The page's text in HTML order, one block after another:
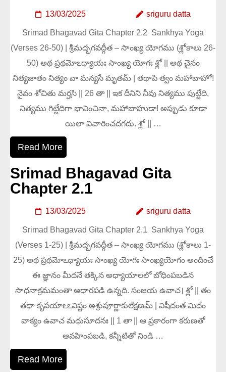
13/03/2025 sriguru datta
Srimad Bhagavad Gita Chapter 2.2 Sankhya Yoga
(Verses 26-50) | శ్రీమద్భగవద్గీత – సాంఖ్య యోగము (శ్లోకాలు 26-
50) అథ ప్రథమోఽధ్యాయః సాంఖ్య యోగః శ్లో || అథ చైనం
నిత్యజాతం నిత్యం వా మన్యసే మృతమ్ | తథాపి త్వం మహాబాహో!
నైవం శోచితు మర్హసి || 26 తా || ఇక దీనిని నీవు నిత్యము పుట్టేది,
నిత్యము గిట్టేదిగా భావించినా, మహాబాహుడా! అప్పుడు కూడా
యిలా విచారించదగదు. శ్లో || …
Read More
Srimad Bhagavad Gita
Chapter 2.1
13/03/2025 sriguru datta
Srimad Bhagavad Gita Chapter 2.1 Sankhya Yoga
(Verses 1-25) | శ్రీమద్భగవద్గీత – సాంఖ్య యోగము (శ్లోకాలు 1-
25) అథ ప్రథమోఽధ్యాయః సాంఖ్య యోగః సాంఖ్యయోగం అందించే
ఈ జ్ఞానం మీదనే తక్కిన అధ్యాయాలలో బోధింపబడిన
సాధనాక్రమమంతా ఆధారపడి ఉన్నది. సంజయ ఉవాచ। శ్లో || తం
తథా కృపయాఽఽవిష్టం అశ్రుపూర్ణాకులేక్షణమ్ | విషీదంత మిదం
వాక్యం ఉవాచ మధుసూదనః || 1 తా || ఆ ప్రకారంగా కరుణతో
ఆవహింపబడి, కన్నీటితో నిండి …
Read More